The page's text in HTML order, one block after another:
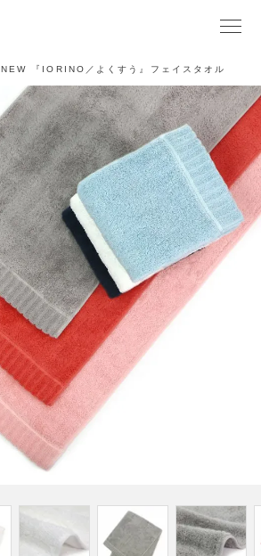
NEW 『IORINO／よくすう』フェイスタオル